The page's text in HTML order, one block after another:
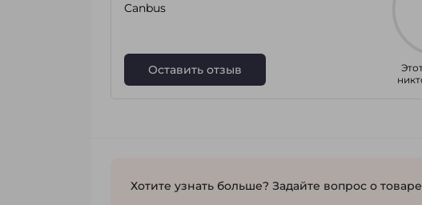
Canbus
Оставить отзыв
Хотите узнать больше? Задайте вопрос о товаре